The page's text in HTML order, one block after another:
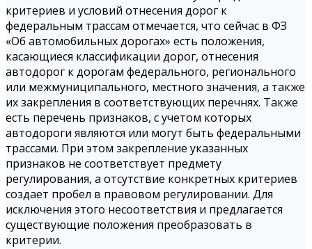
критериев и условий отнесения дорог к
федеральным трассам отмечается, что сейчас в ФЗ
«Об автомобильных дорогах» есть положения,
касающиеся классификации дорог, отнесения
автодорог к дорогам федерального, регионального
или межмуниципального, местного значения, а также
их закрепления в соответствующих перечнях. Также
есть перечень признаков, с учетом которых
автодороги являются или могут быть федеральными
трассами. При этом закрепление указанных
признаков не соответствует предмету
регулирования, а отсутствие конкретных критериев
создает пробел в правовом регулировании. Для
исключения этого несоответствия и предлагается
существующие положения преобразовать в
критерии.